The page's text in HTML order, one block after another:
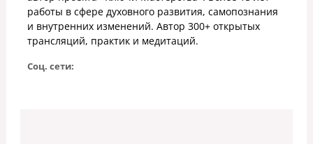
работы в сфере духовного развития, самопознания
и внутренних изменений. Автор 300+ открытых
трансляций, практик и медитаций.
Соц. сети: